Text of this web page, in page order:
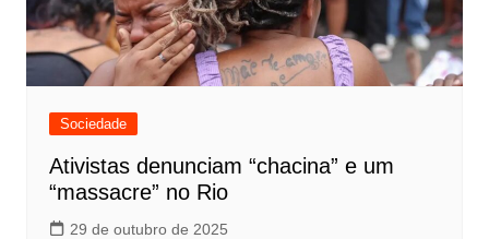
Sociedade
Ativistas denunciam “chacina” e um
“massacre” no Rio
29 de outubro de 2025